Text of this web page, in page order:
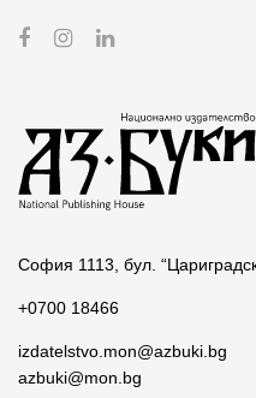
София 1113, бул.
+0700 18466
izdatelstvo.mon@azbuki.bg
azbuki@mon.bg